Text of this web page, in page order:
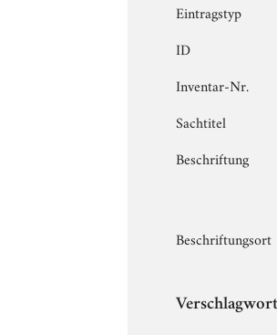
Eintragstyp
ID
Inventar-Nr.
Sachtitel
Beschriftung
Beschriftungsort